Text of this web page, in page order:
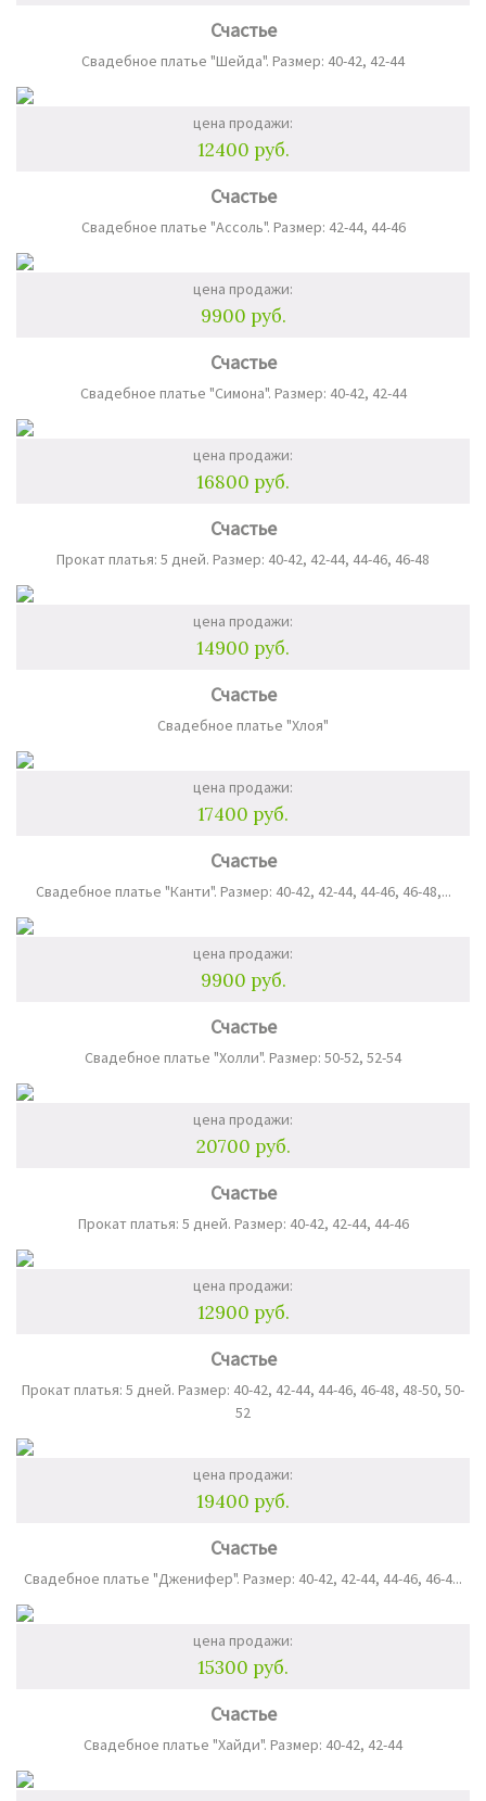
Счастье
Свадебное платье "Шейда". Размер: 40-42, 42-44
цена продажи:
12400 руб.
Счастье
Свадебное платье "Ассоль". Размер: 42-44, 44-46
цена продажи:
9900 руб.
Счастье
Свадебное платье "Симона". Размер: 40-42, 42-44
цена продажи:
16800 руб.
Счастье
Прокат платья: 5 дней. Размер: 40-42, 42-44, 44-46, 46-48
цена продажи:
14900 руб.
Счастье
Свадебное платье "Хлоя"
цена продажи:
17400 руб.
Счастье
Свадебное платье "Канти". Размер: 40-42, 42-44, 44-46, 46-48,...
цена продажи:
9900 руб.
Счастье
Свадебное платье "Холли". Размер: 50-52, 52-54
цена продажи:
20700 руб.
Счастье
Прокат платья: 5 дней. Размер: 40-42, 42-44, 44-46
цена продажи:
12900 руб.
Счастье
Прокат платья: 5 дней. Размер: 40-42, 42-44, 44-46, 46-48, 48-50, 50-
52
цена продажи:
19400 руб.
Счастье
Свадебное платье "Дженифер". Размер: 40-42, 42-44, 44-46, 46-4...
цена продажи:
15300 руб.
Счастье
Свадебное платье "Хайди". Размер: 40-42, 42-44